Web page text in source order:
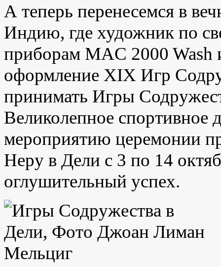
А теперь перенесемся в
Индию, где художник по
приборам MAC 2000 Wash
оформление XIX Игр
принимать Игры
Великолепное спортивное
мероприятию церемонии
Неру в Дели с 3 по 14
оглушительный успех.